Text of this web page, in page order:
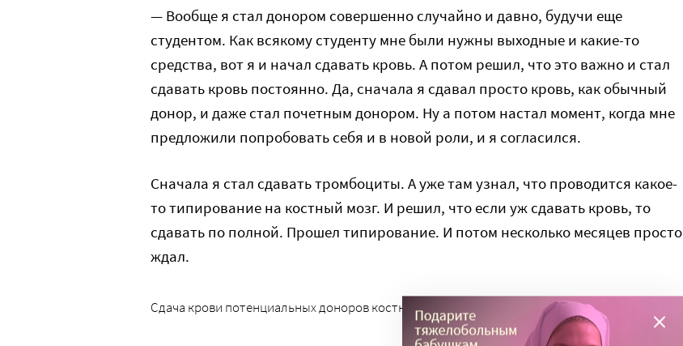
— Вообще я стал донором совершенно случайно и давно, будучи еще
студентом. Как всякому студенту мне были нужны выходные и какие-то
средства, вот я и начал сдавать кровь. А потом решил, что это важно и стал
сдавать кровь постоянно. Да, сначала я сдавал просто кровь, как обычный
донор, и даже стал почетным донором. Ну а потом настал момент, когда мне
предложили попробовать себя и в новой роли, и я согласился.
Сначала я стал сдавать тромбоциты. А уже там узнал, что проводится какое-
то типирование на костный мозг. И решил, что если уж сдавать кровь, то
сдавать по полной. Прошел типирование. И потом несколько месяцев просто
ждал.
Сдача крови потенциальных доноров костного мозга. Фото ТАСС